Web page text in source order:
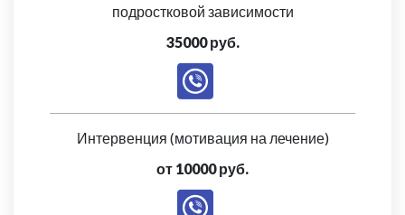
подростковой зависимости
35000 руб.
Интервенция (мотивация на лечение)
от 10000 руб.